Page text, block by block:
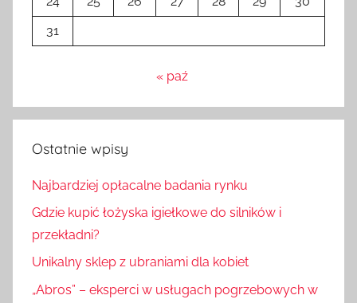
31
« paź
Ostatnie wpisy
Najbardziej opłacalne badania rynku
Gdzie kupić łożyska igiełkowe do silników i
przekładni?
Unikalny sklep z ubraniami dla kobiet
„Abros” – eksperci w usługach pogrzebowych w